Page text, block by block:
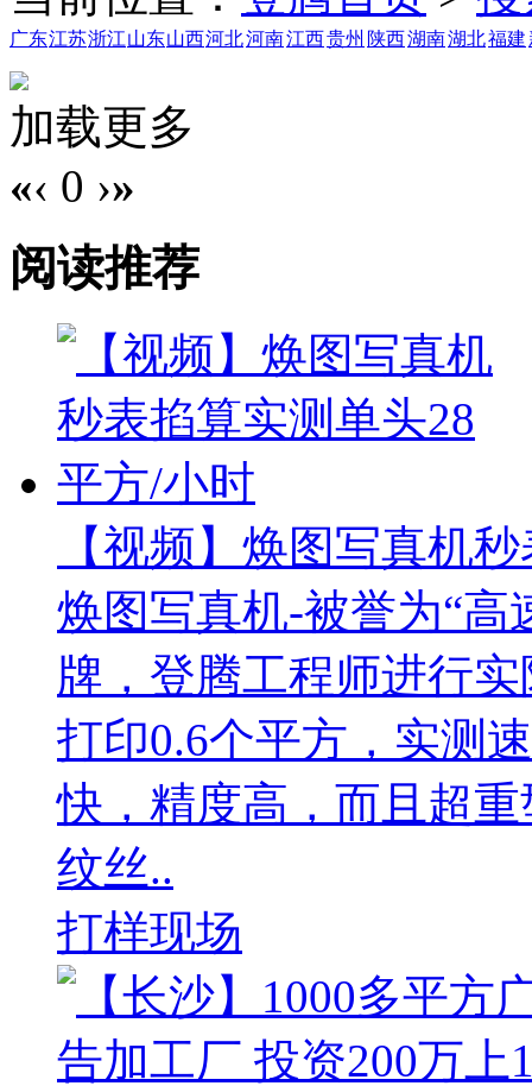
广东江苏浙江山东山西河北河南江西贵州 陕西湖南湖北福建
加载更多
«‹ 0 ›»
阅读推荐
【视频】焕图写真机
焕图写真机-被誉为“高
牌，登腾工程师进行
打印0.6个平方，实测
快，精度高，而且超
纹丝..
打样现场